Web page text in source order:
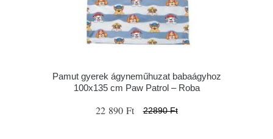
Pamut gyerek ágyneműhuzat babaágyhoz
100x135 cm Paw Patrol – Roba
22 890 Ft 22890 Ft